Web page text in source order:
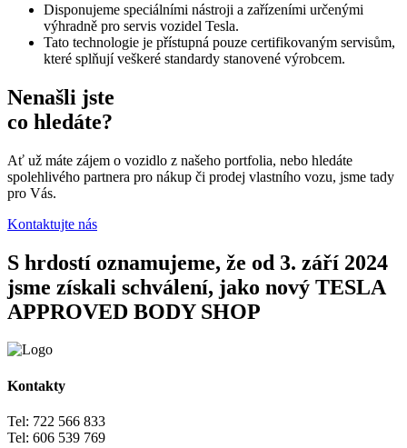
Disponujeme speciálními nástroji a zařízeními určenými
výhradně pro servis vozidel Tesla.
Tato technologie je přístupná pouze certifikovaným servisům,
které splňují veškeré standardy stanovené výrobcem.
Nenašli jste
co hledáte?
Ať už máte zájem o vozidlo z našeho portfolia, nebo hledáte
spolehlivého partnera pro nákup či prodej vlastního vozu, jsme tady
pro Vás.
Kontaktujte nás
S hrdostí oznamujeme, že od 3. září 2024
jsme získali schválení, jako nový TESLA
APPROVED BODY SHOP
Kontakty
Tel: 722 566 833
Tel: 606 539 769